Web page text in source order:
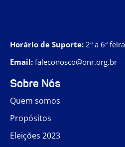
Horário de Suporte: 2ª a 6ª
Email: faleconosco@onr.org.br
Sobre Nós
Quem somos
Propósitos
Eleições 2023